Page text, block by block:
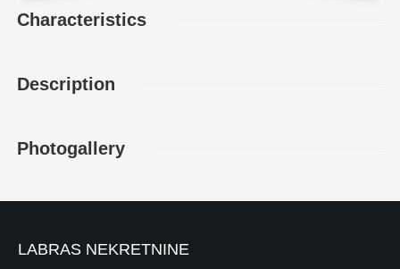
Characteristics
Description
Photogallery
LABRAS NEKRETNINE